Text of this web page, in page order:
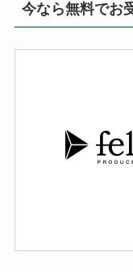
今なら無料でお